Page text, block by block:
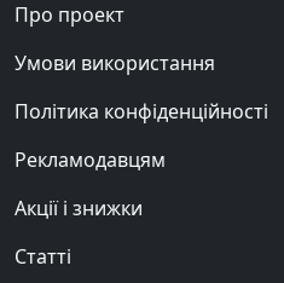
Про проект
Умови використання
Політика конфіденційності
Рекламодавцям
Акції і знижки
Статті